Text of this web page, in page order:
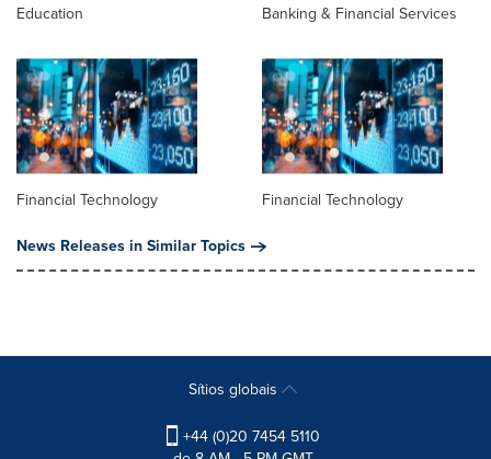
Education Banking & Financial Services
Financial Technology
Financial Technology
News Releases in Similar Topics
Sítios globais
+44 (0)20 7454 5110